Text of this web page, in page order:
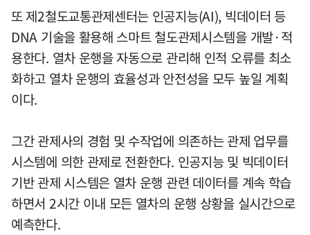
또 제2철도교통관제센터는 인공지능(AI), 빅데이터 등
DNA 기술을 활용해 스마트 철도관제시스템을 개발·적
용한다. 열차 운행을 자동으로 관리해 인적 오류를 최소
화하고 열차 운행의 효율성과 안전성을 모두 높일 계획
이다.
그간 관제사의 경험 및 수작업에 의존하는 관제 업무를
시스템에 의한 관제로 전환한다. 인공지능 및 빅데이터
기반 관제 시스템은 열차 운행 관련 데이터를 계속 학습
하면서 2시간 이내 모든 열차의 운행 상황을 실시간으로
예측한다.